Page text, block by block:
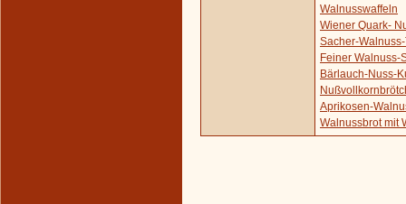
Walnusswaffeln
Wiener Quark-
Sacher-
Feiner Walnuss-
Bärlauch-Nuss-
Aprikosen-
Walnussbrot mit